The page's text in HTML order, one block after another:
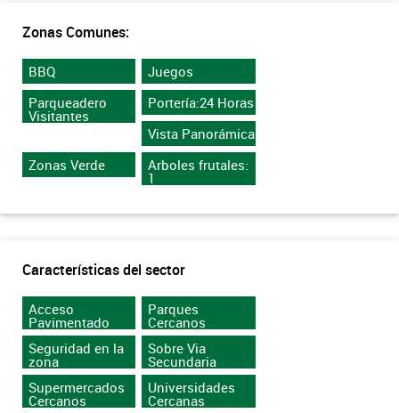
Zonas Comunes:
BBQ
Juegos
Parqueadero
Visitantes
Portería:24 Horas
Vista Panorámica
Zonas Verde
Arboles frutales:
1
Características del sector
Acceso
Pavimentado
Parques
Cercanos
Seguridad en la
zona
Sobre Via
Secundaria
Supermercados
Cercanos
Universidades
Cercanas